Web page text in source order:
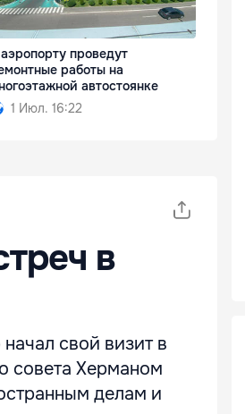
проведут
работы на
автостоянке
1 Июл. 16:22
в
свой визит в
совета Херманом
делам и